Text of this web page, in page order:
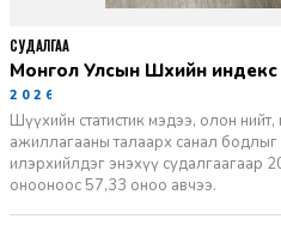
Монгол Улсын Шүүхийн
2026-06-11
Шүүхийн статистик мэдээ, олон
ажиллагааны талаарх санал бодлыг
илэрхийлдэг энэхүү
онооноос 57,33 оноо авчээ.
СУДАЛГАА